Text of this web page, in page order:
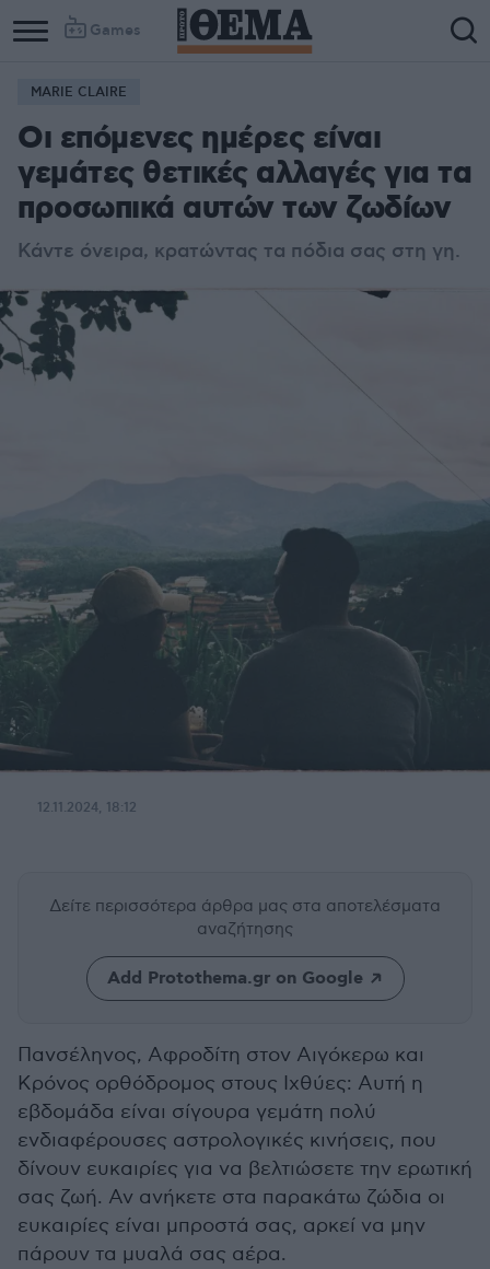
Games
MARIE CLAIRE
Οι επόμενες ημέρες είναι
γεμάτες θετικές αλλαγές για τα
προσωπικά αυτών των ζωδίων
Κάντε όνειρα, κρατώντας τα πόδια σας στη γη.
12.11.2024, 18:12
Δείτε περισσότερα άρθρα μας στα αποτελέσματα
αναζήτησης
Add Protothema.gr on Google
Πανσέληνος, Αφροδίτη στον Αιγόκερω και
Κρόνος ορθόδρομος στους Ιχθύες: Αυτή η
εβδομάδα είναι σίγουρα γεμάτη πολύ
ενδιαφέρουσες αστρολογικές κινήσεις, που
δίνουν ευκαιρίες για να βελτιώσετε την ερωτική
σας ζωή. Αν ανήκετε στα παρακάτω ζώδια οι
ευκαιρίες είναι μπροστά σας, αρκεί να μην
πάρουν τα μυαλά σας αέρα.